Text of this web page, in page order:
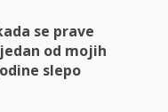
se prave
od mojih
slepo